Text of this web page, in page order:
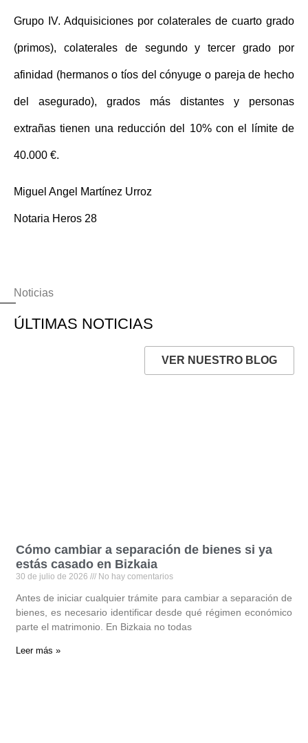
Grupo IV. Adquisiciones por colaterales de cuarto grado
(primos), colaterales de segundo y tercer grado por
afinidad (hermanos o tíos del cónyuge o pareja de hecho
del asegurado), grados más distantes y personas
extrañas tienen una reducción del 10% con el límite de
40.000 €.
Miguel Angel Martínez Urroz
Notaria Heros 28
Noticias
ÚLTIMAS NOTICIAS
VER NUESTRO BLOG
Cómo cambiar a separación de bienes si ya
estás casado en Bizkaia
30 de julio de 2026 No hay comentarios
Antes de iniciar cualquier trámite para cambiar a separación de
bienes, es necesario identificar desde qué régimen económico
parte el matrimonio. En Bizkaia no todas
Leer más »